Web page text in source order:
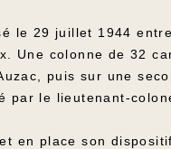
le 29 juillet 1944
Une colonne de 32
puis sur une
le lieutenant-
en place son